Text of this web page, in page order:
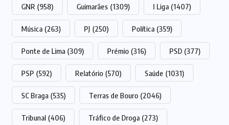
GNR (958) Guimarães (1309) I Liga (1407)
Música (263) PJ (250) Política (359)
Ponte de Lima (309) Prémio (316) PSD (377)
PSP (592) Relatório (570) Saúde (1031)
SC Braga (535) Terras de Bouro (2046)
Tribunal (406) Tráfico de Droga (273)